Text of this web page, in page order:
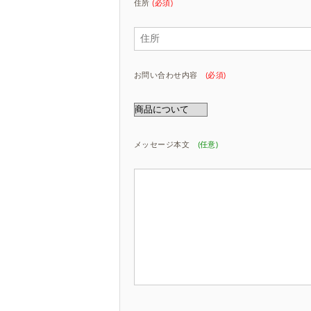
住所(必須)
お問い合わせ内容 (必須)
メッセージ本文 (任意)